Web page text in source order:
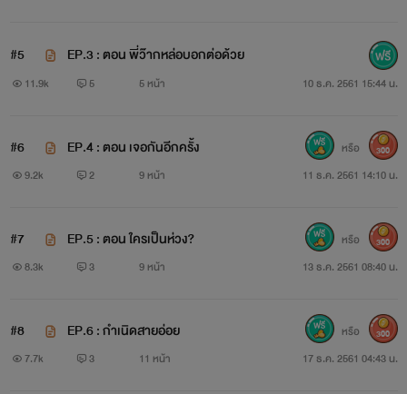
" ฉันชอบนาย "
"จะไปไหนก็เรื่องของฉัน"
#5 EP.3 : ตอน พี่ว๊ากหล่อบอกต่อด้วย
11.9k 5 5 หน้า 10 ธ.ค. 2561 15:44 น.
#6 EP.4 : ตอน เจอกันอีกครั้ง
9.2k 2 9 หน้า 11 ธ.ค. 2561 14:10 น.
หรือ 300
#7 EP.5 : ตอน ใครเป็นห่วง?
8.3k 3 9 หน้า 13 ธ.ค. 2561 08:40 น.
หรือ 300
#8 EP.6 : กำเนิดสายอ่อย
7.7k 3 11 หน้า 17 ธ.ค. 2561 04:43 น.
หรือ 300